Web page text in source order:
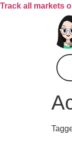
Track all markets